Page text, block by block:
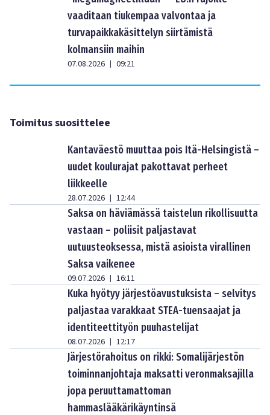
vaaditaan tiukempaa valvontaa ja
turvapaikkakäsittelyn siirtämistä
kolmansiin maihin
07.08.2026 | 09:21
Toimitus suosittelee
Kantaväestö muuttaa pois Itä-Helsingistä –
uudet koulurajat pakottavat perheet
liikkeelle
28.07.2026 | 12:44
Saksa on häviämässä taistelun rikollisuutta
vastaan – poliisit paljastavat
uutuusteoksessa, mistä asioista virallinen
Saksa vaikenee
09.07.2026 | 16:11
Kuka hyötyy järjestöavustuksista – selvitys
paljastaa varakkaat STEA-tuensaajat ja
identiteettityön puuhastelijat
08.07.2026 | 12:17
Järjestörahoitus on rikki: Somalijärjestön
toiminnanjohtaja maksatti veronmaksajilla
jopa peruuttamattoman
hammaslääkärikäyntinsä